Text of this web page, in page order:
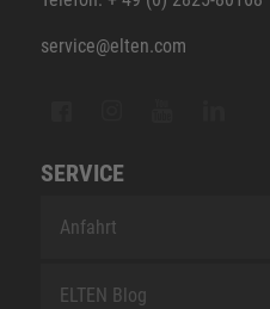
service@elten.com
SERVICE
Anfahrt
ELTEN Blog